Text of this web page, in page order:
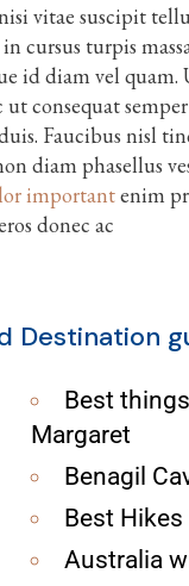
vitae suscipit
cursus turpis
id diam vel
consequat
Faucibus nisl
diam phasellus
importantenim
donec ac
Destination
Best
Margaret
Benagil
Best
Australia